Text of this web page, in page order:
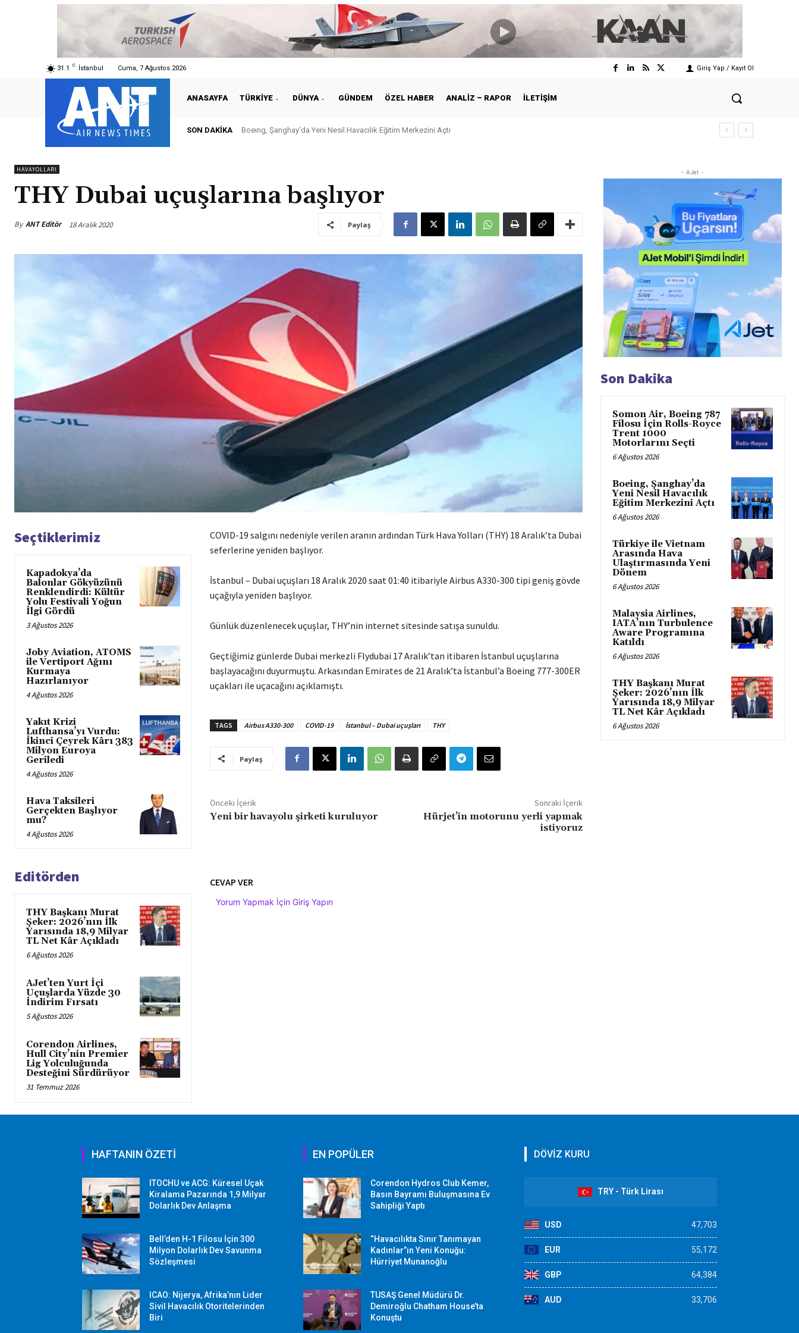
31.1 C İstanbul Cuma, 7 Ağustos 2026 Giriş Yap / Kayıt Ol
ANASAYFA TÜRKIYE DÜNYA GÜNDEM ÖZEL HABER ANALIZ – RAPOR İLETIŞIM
SON DAKIKA Boeing, Şanghay’da Yeni Nesil Havacılık Eğitim Merkezini Açtı
Türkiye ile Vietnam Arasında Hava Ulaştırmasında Yeni Dönem
HAVAYOLLARI
THY Dubai uçuşlarına başlıyor
By ANT Editör 18 Aralık 2020 Paylaş
Seçtiklerimiz
Kapadokya’da
Balonlar Gökyüzünü
Renklendirdi: Kültür
Yolu Festivali Yoğun
İlgi Gördü
3 Ağustos 2026
Joby Aviation, ATOMS
ile Vertiport Ağını
Kurmaya
Hazırlanıyor
4 Ağustos 2026
Yakıt Krizi
Lufthansa’yı Vurdu:
İkinci Çeyrek Kârı 383
Milyon Euroya
Geriledi
4 Ağustos 2026
Hava Taksileri
Gerçekten Başlıyor
mu?
4 Ağustos 2026
COVID-19 salgını nedeniyle verilen aranın ardından Türk Hava Yolları (THY) 18 Aralık’ta Dubai
seferlerine yeniden başlıyor.
İstanbul – Dubai uçuşları 18 Aralık 2020 saat 01:40 itibariyle Airbus A330-300 tipi geniş gövde
uçağıyla yeniden başlıyor.
Günlük düzenlenecek uçuşlar, THY’nin internet sitesinde satışa sunuldu.
Geçtiğimiz günlerde Dubai merkezli Flydubai 17 Aralık’tan itibaren İstanbul uçuşlarına
başlayacağını duyurmuştu. Arkasından Emirates de 21 Aralık’ta İstanbul’a Boeing 777-300ER
uçakları ile uçacağını açıklamıştı.
TAGS Airbus A330-300 COVID-19 İstanbul – Dubai uçuşları THY
Paylaş
Önceki İçerik
Yeni bir havayolu şirketi kuruluyor
Sonraki İçerik
Hürjet’in motorunu yerli yapmak
istiyoruz
Editörden
THY Başkanı Murat
Şeker: 2026’nın İlk
Yarısında 18,9 Milyar
TL Net Kâr Açıkladı
6 Ağustos 2026
AJet’ten Yurt İçi
Uçuşlarda Yüzde 30
İndirim Fırsatı
5 Ağustos 2026
Corendon Airlines,
Hull City’nin Premier
Lig Yolculuğunda
Desteğini Sürdürüyor
31 Temmuz 2026
CEVAP VER
Yorum Yapmak İçin Giriş Yapın
- AJet -
Son Dakika
Somon Air, Boeing 787
Filosu İçin Rolls-Royce
Trent 1000
Motorlarını Seçti
6 Ağustos 2026
Boeing, Şanghay’da
Yeni Nesil Havacılık
Eğitim Merkezini Açtı
6 Ağustos 2026
Türkiye ile Vietnam
Arasında Hava
Ulaştırmasında Yeni
Dönem
6 Ağustos 2026
Malaysia Airlines,
IATA’nın Turbulence
Aware Programına
Katıldı
6 Ağustos 2026
THY Başkanı Murat
Şeker: 2026’nın İlk
Yarısında 18,9 Milyar
TL Net Kâr Açıkladı
6 Ağustos 2026
HAFTANIN ÖZETİ
ITOCHU ve ACG: Küresel Uçak
Kiralama Pazarında 1,9 Milyar
Dolarlık Dev Anlaşma
Bell’den H-1 Filosu İçin 300
Milyon Dolarlık Dev Savunma
Sözleşmesi
ICAO: Nijerya, Afrika’nın Lider
Sivil Havacılık Otoritelerinden
Biri
EN POPÜLER
Corendon Hydros Club Kemer,
Basın Bayramı Buluşmasına Ev
Sahipliği Yaptı
“Havacılıkta Sınır Tanımayan
Kadınlar”ın Yeni Konuğu:
Hürriyet Munanoğlu
TUSAŞ Genel Müdürü Dr.
Demiroğlu Chatham House’ta
Konuştu
DÖVİZ KURU
TRY - Türk Lirası
USD 47,703
EUR 55,172
GBP 64,384
AUD 33,706